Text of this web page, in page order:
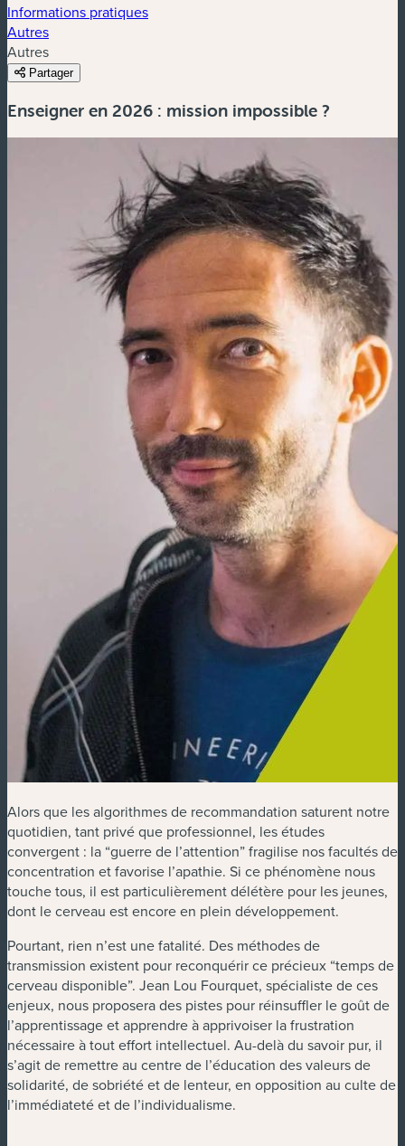
Informations pratiques
Autres
Autres
Partager
Enseigner en 2026 : mission impossible ?
Alors que les algorithmes de recommandation saturent notre
quotidien, tant privé que professionnel, les études
convergent : la “guerre de l’attention” fragilise nos facultés de
concentration et favorise l’apathie. Si ce phénomène nous
touche tous, il est particulièrement délétère pour les jeunes,
dont le cerveau est encore en plein développement.
Pourtant, rien n’est une fatalité. Des méthodes de
transmission existent pour reconquérir ce précieux “temps de
cerveau disponible”. Jean Lou Fourquet, spécialiste de ces
enjeux, nous proposera des pistes pour réinsuffler le goût de
l’apprentissage et apprendre à apprivoiser la frustration
nécessaire à tout effort intellectuel. Au-delà du savoir pur, il
s’agit de remettre au centre de l’éducation des valeurs de
solidarité, de sobriété et de lenteur, en opposition au culte de
l’immédiateté et de l’individualisme.